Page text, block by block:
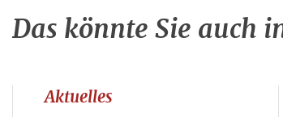
Das könnte Sie auch
Aktuelles